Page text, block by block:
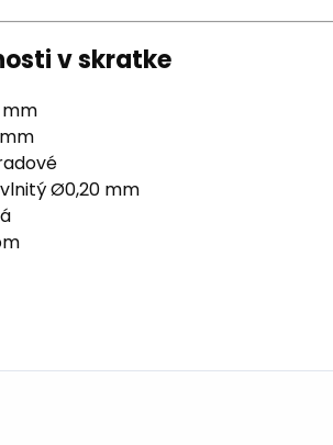
v skratke
mm
Ø0,20 mm